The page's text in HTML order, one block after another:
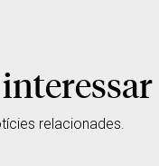
relacionades.